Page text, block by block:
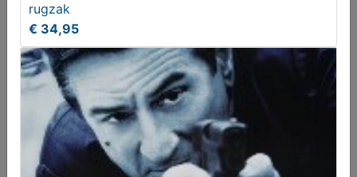
rugzak
€ 34,95